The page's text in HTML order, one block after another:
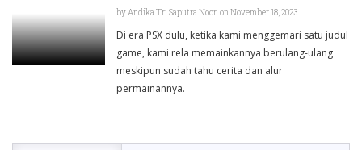
byAndika Tri Saputra Noor on November 18, 2023
Di era PSX dulu, ketika kami menggemari satu judul
game, kami rela memainkannya berulang-ulang
meskipun sudah tahu cerita dan alur
permainannya.